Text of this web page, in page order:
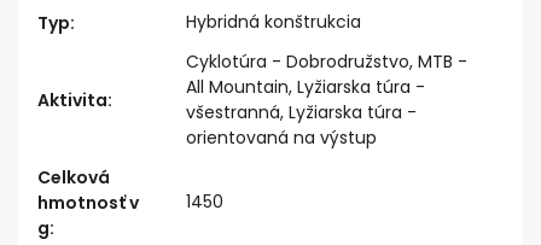
Typ: Hybridná konštrukcia
Aktivita:
Cyklotúra - Dobrodružstvo, MTB -
All Mountain, Lyžiarska túra -
všestranná, Lyžiarska túra -
orientovaná na výstup
Celková
hmotnosť v
g:
1450